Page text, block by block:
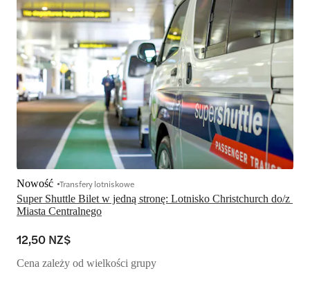
Super Shuttle Bilet w jedną stronę: Lotnisko Christchurch do/z
Miasta Centralnego
Nowość Transfery lotniskowe
12,50 NZ$
Cena zależy od wielkości grupy